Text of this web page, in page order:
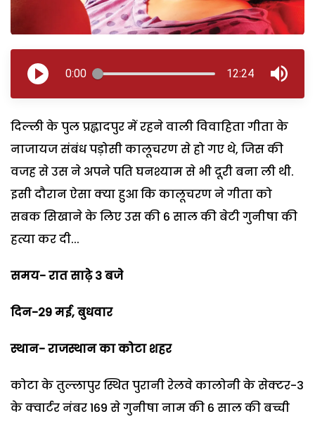
0:00 12:24
दिल्ली के पुल प्रह्लादपुर में रहने वाली विवाहिता गीता के
नाजायज संबंध पड़ोसी कालूचरण से हो गए थे, जिस की
वजह से उस ने अपने पति घनश्याम से भी दूरी बना ली थी.
इसी दौरान ऐसा क्या हुआ कि कालूचरण ने गीता को
सबक सिखाने के लिए उस की 6 साल की बेटी गुनीषा की
हत्या कर दी...
समय- रात साढ़े 3 बजे
दिन-29 मई, बुधवार
स्थान- राजस्थान का कोटा शहर
कोटा के तुल्लापुर स्थित पुरानी रेलवे कालोनी के सेक्टर-3
के क्वार्टर नंबर 169 से गुनीषा नाम की 6 साल की बच्ची